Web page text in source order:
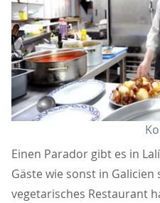
Einen Parador gibt es in
Gäste wie sonst in Galicien
vegetarisches Restaurant